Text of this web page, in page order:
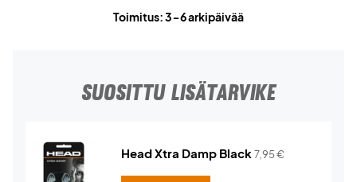
Toimitus: 3-6 arkipäivää
SUOSITTU LISÄTARVIKE
Head Xtra Damp Black7,95€